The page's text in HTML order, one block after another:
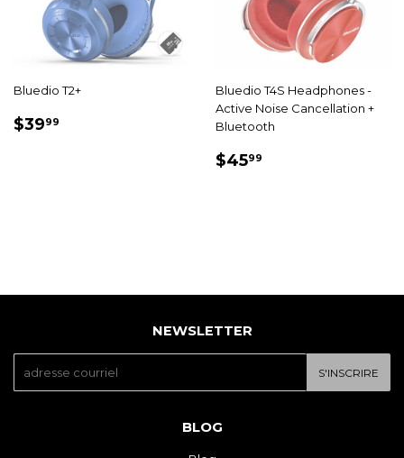
Bluedio T2+
PRIX
$3999
Bluedio T4S Headphones -
Active Noise Cancellation +
Bluetooth
PRIX
$4599
NEWSLETTER
S'INSCRIRE
BLOG